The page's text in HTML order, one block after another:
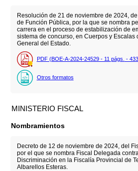
Resolución de 21 de noviembre de 2024,
de Función Pública, por la que se nombra
carrera en el proceso de estabilización de
sistema de concurso, en Cuerpos y Escalas
General del Estado.
PDF (BOE-A-2024-24529 - 11 págs. - 433
Otros formatos
MINISTERIO FISCAL
Nombramientos
Decreto de 12 de noviembre de 2024, del
por el que se nombra Fiscal Delegada
Discriminación en la Fiscalía Provincial de
Albarellos Esteras.